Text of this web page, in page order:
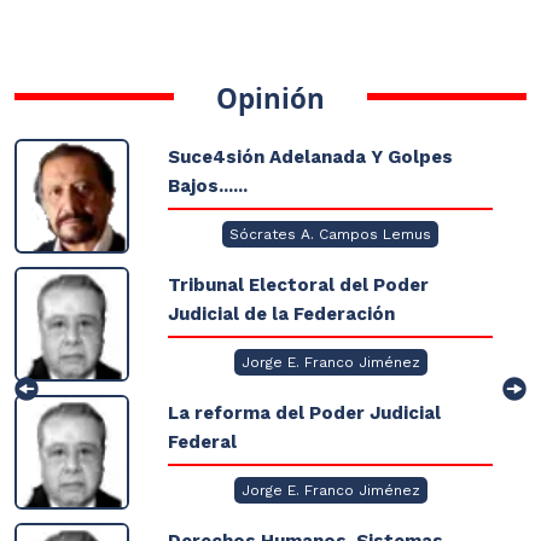
Opinión
Suce4sión Adelanada Y Golpes
Bajos......
Sócrates A. Campos Lemus
Tribunal Electoral del Poder
Judicial de la Federación
Jorge E. Franco Jiménez
La reforma del Poder Judicial
Federal
Jorge E. Franco Jiménez